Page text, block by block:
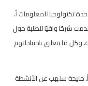
تكنولوجيا المعلومات أ.
شرحًا وافيًا للطلبة حول
وكل ما يتعلق باحتياجاتهم
مليحة سلهب عن الأنشطة